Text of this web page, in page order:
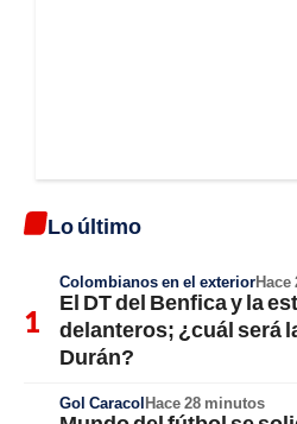
Lo último
Colombianos en el exterior
El DT del Benfica y la
delanteros; ¿cuál será
Durán?
Gol CaracolHace 28 minutos